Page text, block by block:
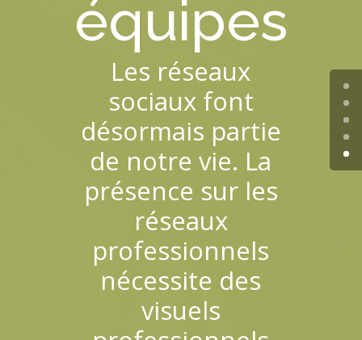
équipes
Les réseaux
sociaux font
désormais partie
de notre vie. La
présence sur les
réseaux
professionnels
nécessite des
visuels